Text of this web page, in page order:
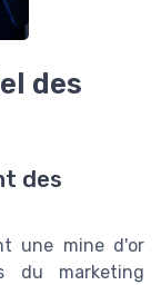
des
des
une mine d'or
du marketing